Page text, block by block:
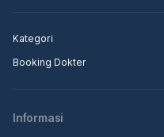
Kategori
Booking Dokter
Informasi